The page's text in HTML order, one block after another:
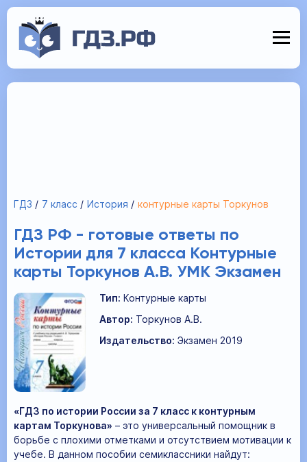
ГДЗ 7 класс История контурные карты Торкунов
ГДЗ РФ - готовые ответы по
Истории для 7 класса Контурные
карты Торкунов А.В. УМК Экзамен
Тип: Контурные карты
Автор: Торкунов А.В.
Издательство: Экзамен 2019
«ГДЗ по истории России за 7 класс к контурным
картам Торкунова» – это универсальный помощник в
борьбе с плохими отметками и отсутствием мотивации к
учебе. В данном пособии семиклассники найдут: